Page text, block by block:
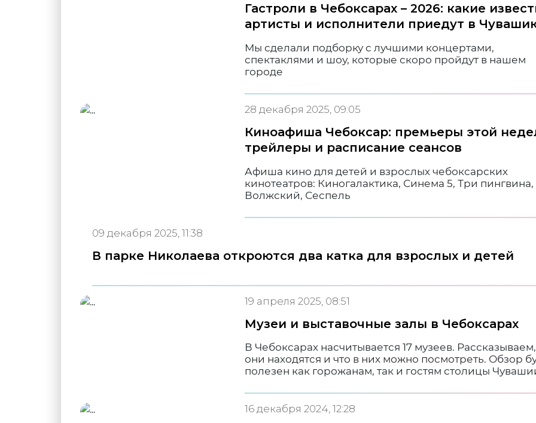
Гастроли в Чебоксарах – 2026: какие
артисты и исполнители приедут в
Мы сделали подборку с лучшими концертами,
спектаклями и шоу, которые скоро пройдут в нашем
городе
28 декабря 2025, 09:05
Киноафиша Чебоксар: премьеры этой
трейлеры и расписание сеансов
Афиша кино для детей и взрослых чебоксарских
кинотеатров: Киногалактика, Синема 5, Три пингвина,
Волжский, Сеспель
09 декабря 2025, 11:38
В парке Николаева откроются два катка для взрослых и детей
19 апреля 2025, 08:51
Музеи и выставочные залы в Чебоксарах
В Чебоксарах насчитывается 17 музеев.
они находятся и что в них можно посмотреть. Обзор
полезен как горожанам, так и гостям столицы
16 декабря 2024, 12:28